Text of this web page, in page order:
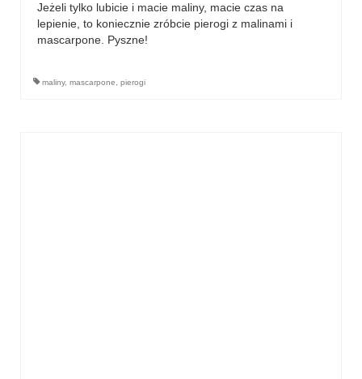
Jeżeli tylko lubicie i macie maliny, macie czas na
lepienie, to koniecznie zróbcie pierogi z malinami i
mascarpone. Pyszne!
maliny, mascarpone pierogi